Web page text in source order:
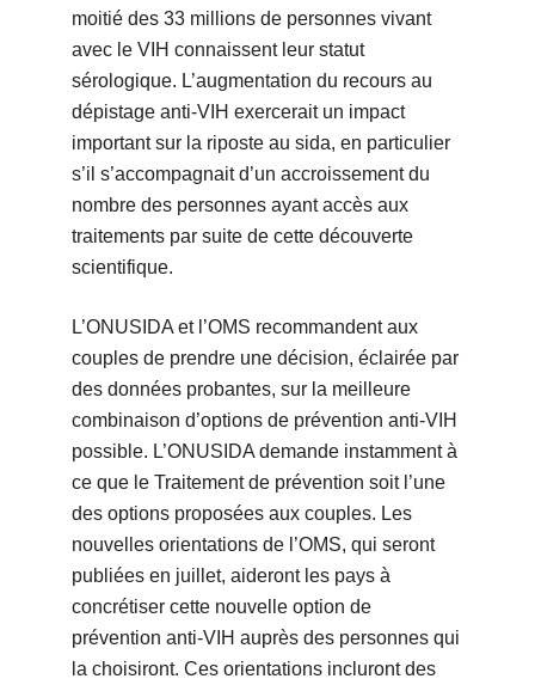
moitié des 33 millions de personnes vivant
avec le VIH connaissent leur statut
sérologique. L’augmentation du recours au
dépistage anti-VIH exercerait un impact
important sur la riposte au sida, en particulier
s’il s’accompagnait d’un accroissement du
nombre des personnes ayant accès aux
traitements par suite de cette découverte
scientifique.
L’ONUSIDA et l’OMS recommandent aux
couples de prendre une décision, éclairée par
des données probantes, sur la meilleure
combinaison d’options de prévention anti-VIH
possible. L’ONUSIDA demande instamment à
ce que le Traitement de prévention soit l’une
des options proposées aux couples. Les
nouvelles orientations de l’OMS, qui seront
publiées en juillet, aideront les pays à
concrétiser cette nouvelle option de
prévention anti-VIH auprès des personnes qui
la choisiront. Ces orientations incluront des